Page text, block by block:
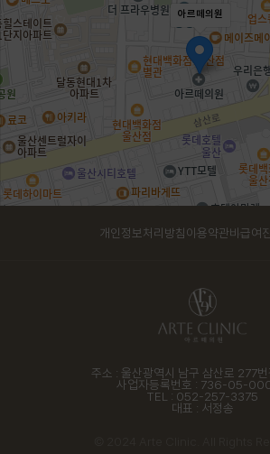
아르떼의원
지도 크게 보기
개인정보처리방침이용약관비급여
주소 : 울산광역시 남구 삼산로 277
사업자등록번호 : 736-05-
TEL : 052-257-3375
대표 : 서정송